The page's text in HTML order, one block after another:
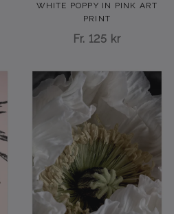
WHITE POPPY IN PINK ART
PRINT
Fr. 125 kr